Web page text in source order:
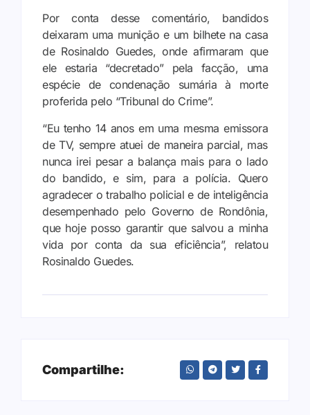
Por conta desse comentário, bandidos
deixaram uma munição e um bilhete na casa
de Rosinaldo Guedes, onde afirmaram que
ele estaria “decretado” pela facção, uma
espécie de condenação sumária à morte
proferida pelo “Tribunal do Crime”.
“Eu tenho 14 anos em uma mesma emissora
de TV, sempre atuei de maneira parcial, mas
nunca irei pesar a balança mais para o lado
do bandido, e sim, para a polícia. Quero
agradecer o trabalho policial e de inteligência
desempenhado pelo Governo de Rondônia,
que hoje posso garantir que salvou a minha
vida por conta da sua eficiência”, relatou
Rosinaldo Guedes.
Compartilhe: